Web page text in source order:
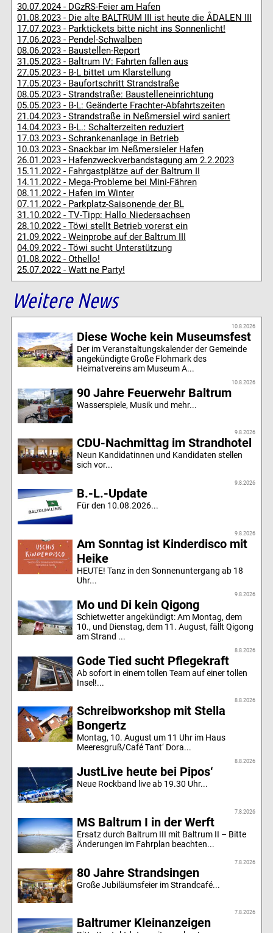
30.07.2024 - DGzRS-Feier am Hafen
01.08.2023 - Die alte BALTRUM III ist heute die ÅDALEN III
17.07.2023 - Parktickets bitte nicht ins Sonnenlicht!
17.06.2023 - Pendel-Schwalben
08.06.2023 - Baustellen-Report
31.05.2023 - Baltrum IV: Fahrten fallen aus
27.05.2023 - B-L bittet um Klarstellung
17.05.2023 - Baufortschritt Strandstraße
08.05.2023 - Strandstraße: Baustelleneinrichtung
05.05.2023 - B-L: Geänderte Frachter-Abfahrtszeiten
21.04.2023 - Strandstraße in Neßmersiel wird saniert
14.04.2023 - B-L.: Schalterzeiten reduziert
17.03.2023 - Schrankenanlage in Betrieb
10.03.2023 - Snackbar im Neßmersieler Hafen
26.01.2023 - Hafenzweckverbandstagung am 2.2.2023
15.11.2022 - Fahrgastplätze auf der Baltrum II
14.11.2022 - Mega-Probleme bei Mini-Fähren
08.11.2022 - Hafen im Winter
07.11.2022 - Parkplatz-Saisonende der BL
31.10.2022 - TV-Tipp: Hallo Niedersachsen
28.10.2022 - Töwi stellt Betrieb vorerst ein
21.09.2022 - Weinprobe auf der Baltrum III
04.09.2022 - Töwi sucht Unterstützung
01.08.2022 - Othello!
25.07.2022 - Watt ne Party!
Weitere News
10.8.2026
Diese Woche kein Museumsfest
Der im Veranstaltungskalender der Gemeinde
angekündigte Große Flohmark des
Heimatvereins am Museum A...
10.8.2026
90 Jahre Feuerwehr Baltrum
Wasserspiele, Musik und mehr...
9.8.2026
CDU-Nachmittag im Strandhotel
Neun Kandidatinnen und Kandidaten stellen
sich vor...
9.8.2026
B.-L.-Update
Für den 10.08.2026...
9.8.2026
Am Sonntag ist Kinderdisco mit
Heike
HEUTE! Tanz in den Sonnenuntergang ab 18
Uhr...
9.8.2026
Mo und Di kein Qigong
Schietwetter angekündigt: Am Montag, dem
10., und Dienstag, dem 11. August, fällt Qigong
am Strand ...
8.8.2026
Gode Tied sucht Pflegekraft
Ab sofort in einem tollen Team auf einer tollen
Insel!...
8.8.2026
Schreibworkshop mit Stella
Bongertz
Montag, 10. August um 11 Uhr im Haus
Meeresgruß/Café Tant‘ Dora...
8.8.2026
JustLive heute bei Pipos‘
Neue Rockband live ab 19.30 Uhr...
7.8.2026
MS Baltrum I in der Werft
Ersatz durch Baltrum III mit Baltrum II – Bitte
Änderungen im Fahrplan beachten...
7.8.2026
80 Jahre Strandsingen
Große Jubiläumsfeier im Strandcafé...
7.8.2026
Baltrumer Kleinanzeigen